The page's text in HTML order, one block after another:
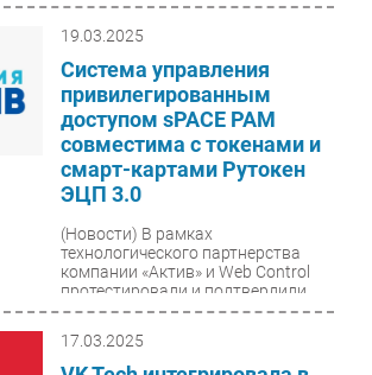
19.03.2025
Система управления
привилегированным
доступом sPACE PAM
совместима с токенами и
смарт-картами Рутокен
ЭЦП 3.0
(Новости) В рамках
технологического партнерства
компании «Актив» и Web Control
протестировали и подтвердили
корректность совместной работы
17.03.2025